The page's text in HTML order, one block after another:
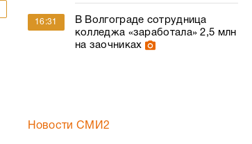
16:31
В Волгограде сотрудница
колледжа «заработала» 2,5 млн
на заочниках
Новости СМИ2